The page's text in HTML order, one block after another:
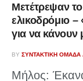
Μετέτρεψαν
ελικοδρόμιο
για να κάνουν
BY ΣΥΝΤΑΚΤΙΚΉ ΟΜΆΔΑ
Μήλος: